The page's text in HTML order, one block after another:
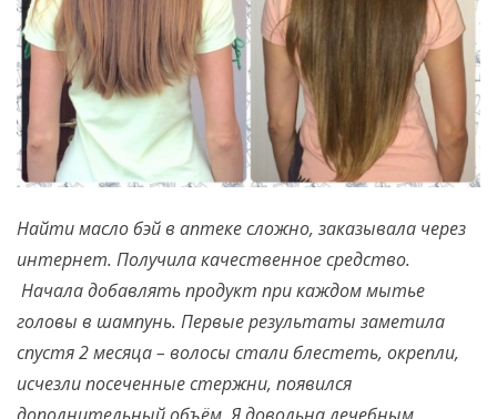
Найти масло бэй в аптеке сложно, заказывала через
интернет. Получила качественное средство.
Начала добавлять продукт при каждом мытье
головы в шампунь. Первые результаты заметила
спустя 2 месяца – волосы стали блестеть, окрепли,
исчезли посеченные стержни, появился
дополнительный объём. Я довольна лечебным